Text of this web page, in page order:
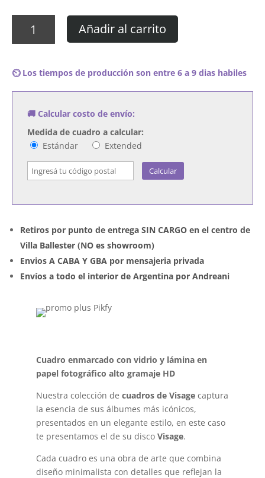
Visage
cantidad
Añadir al carrito
⏲️ Los tiempos de producción son entre 6 a 9 dias habiles
🚚 Calcular costo de envío:
Medida de cuadro a calcular:
Estándar
Extended
Calcular
Retiros por punto de entrega SIN CARGO en el centro de
Villa Ballester (NO es showroom)
Envios A CABA Y GBA por mensajeria privada
Envíos a todo el interior de Argentina por Andreani
Cuadro enmarcado con vidrio y lámina en
papel fotográfico alto gramaje HD
Nuestra colección de cuadros de Visagecaptura
la esencia de sus álbumes más icónicos,
presentados en un elegante estilo, en este caso
te presentamos el de su disco Visage.
Cada cuadro es una obra de arte que combina
diseño minimalista con detalles que reflejan la